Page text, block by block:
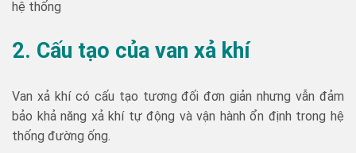
hệ thống
2. Cấu tạo của van xả khí
Van xả khí có cấu tạo tương đối đơn giản nhưng vẫn đảm
bảo khả năng xả khí tự động và vận hành ổn định trong hệ
thống đường ống.